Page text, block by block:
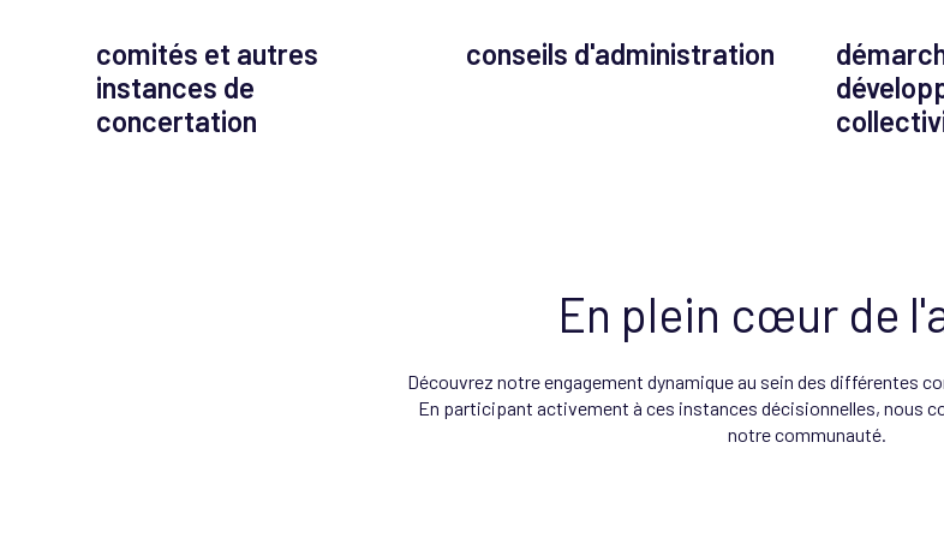
comités et autres
instances de
concertation
conseils d'administration
En plein cœur de
Découvrez notre engagement dynamique au sein des différentes
En participant activement à ces instances décisionnelles, nous
notre communauté.